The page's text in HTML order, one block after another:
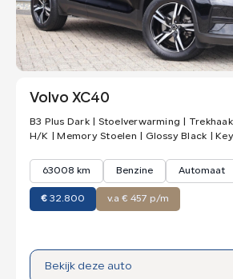
Volvo XC40
B3 Plus Dark | Stoelverwarming |
H/K | Memory Stoelen | Glossy Black |
63008 km Benzine Automaat
€ 32.800 v.a € 457 p/m
Bekijk deze auto